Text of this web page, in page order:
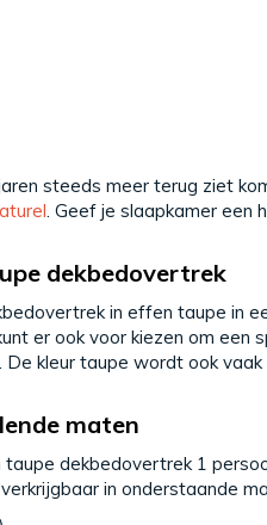
steeds meer terug ziet
. Geef je slaapkamer
dekbedovertrek
in effen taupe in
er ook voor kiezen om een
kleur taupe wordt ook
maten
dekbedovertrek 1
in onderstaande